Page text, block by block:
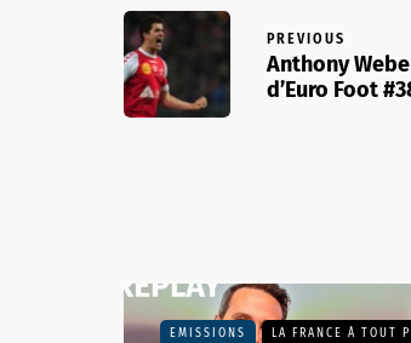
PREVIOUS
Anthony
d’Euro Foot
EMISSIONS LA FRANCE À TOUT